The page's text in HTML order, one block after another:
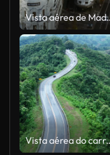
Vista aérea de Madrid
Vista aérea do carro dirigindo em estrada rural